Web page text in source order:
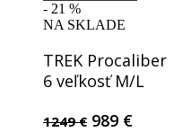
- 21 %
NA SKLADE
TREK Procaliber
6 veľkosť M/L
1249€ Original
989 €